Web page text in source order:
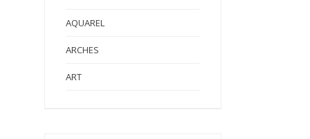
AQUAREL
ARCHES
ART